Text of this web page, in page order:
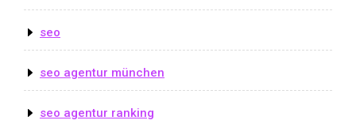
seo
seo agentur münchen
seo agentur ranking